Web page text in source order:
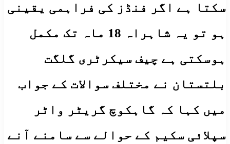
سکتا ہے اگر فنڈز کی فراہمی یقینی
ہو تو یہ شاہراہ 18 ماہ تک مکمل
ہوسکتی ہے چیف سیکرٹری گلگت
بلتستان نے مختلف سوالات کے جواب
میں کہا کہ گاہکوچ گریٹر واٹر
سپلائی سکیم کے حوالے سے سامنے آنے